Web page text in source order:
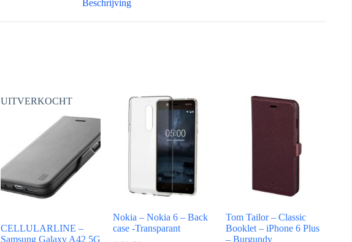
Beschrijving
UITVERKOCHT
CELLULARLINE –
Samsung Galaxy A42 5G
Nokia – Nokia 6 – Back
case -Transparant
Tom Tailor – Classic
Booklet – iPhone 6 Plus
– Burgundy